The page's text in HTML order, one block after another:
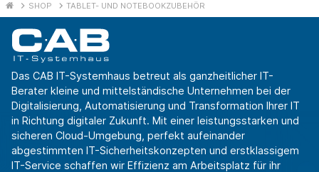
SHOP TABLET- UND NOTEBOOKZUBEHÖR
Das CAB IT-Systemhaus betreut als ganzheitlicher IT-
Berater kleine und mittelständische Unternehmen bei der
Digitalisierung, Automatisierung und Transformation Ihrer IT
in Richtung digitaler Zukunft. Mit einer leistungsstarken und
sicheren Cloud-Umgebung, perfekt aufeinander
abgestimmten IT-Sicherheitskonzepten und erstklassigem
IT-Service schaffen wir Effizienz am Arbeitsplatz für ihr